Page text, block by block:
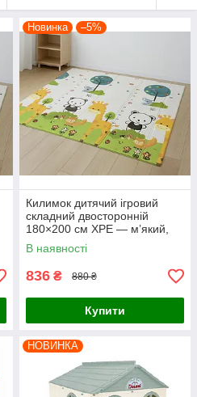
Новинка –5%
Килимок дитячий ігровий
складний двосторонній
180×200 см XPE — м’який,
теплий, водонепроникнний
В наявності
836 ₴ 880 ₴
Купити
НОВИНКА